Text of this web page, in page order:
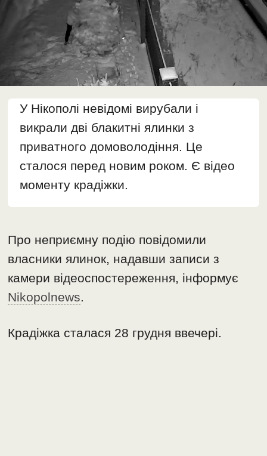
У Нікополі невідомі вирубали і
викрали дві блакитні ялинки з
приватного домоволодіння. Це
сталося перед новим роком. Є відео
моменту крадіжки.
Про неприємну подію повідомили
власники ялинок, надавши записи з
камери відеоспостереження, інформує
Nikopolnews.
Крадіжка сталася 28 грудня ввечері.